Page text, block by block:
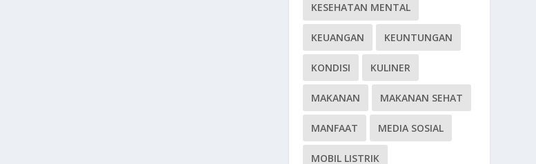
KESEHATAN MENTAL
KEUANGAN KEUNTUNGAN
KONDISI KULINER
MAKANAN MAKANAN SEHAT
MANFAAT MEDIA SOSIAL
MOBIL LISTRIK